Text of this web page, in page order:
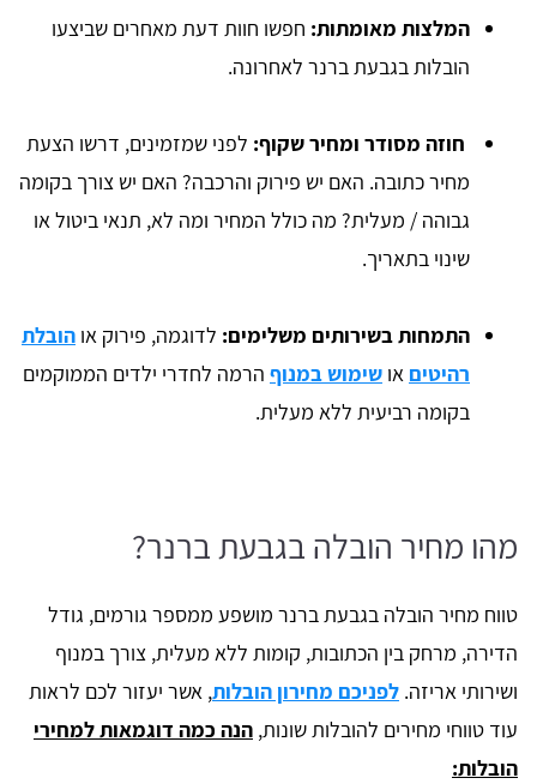
המלצות מאומתות: חפשו חוות דעת מאחרים שביצעו
הובלות בגבעת ברנר לאחרונה.
חוזה מסודר ומחיר שקוף: לפני שמזמינים, דרשו הצעת
מחיר כתובה. האם יש פירוק והרכבה? האם יש צורך בקומה
גבוהה / מעלית? מה כולל המחיר ומה לא, תנאי ביטול או
שינוי בתאריך.
התמחות בשירותים משלימים: לדוגמה, פירוק או הובלת
רהיטים או שימוש במנוף הרמה לחדרי ילדים הממוקמים
בקומה רביעית ללא מעלית.
מהו מחיר הובלה בגבעת ברנר?
טווח מחיר הובלה בגבעת ברנר מושפע ממספר גורמים, גודל
הדירה, מרחק בין הכתובות, קומות ללא מעלית, צורך במנוף
ושירותי אריזה. לפניכם מחירון הובלות, אשר יעזור לכם לראות
עוד טווחי מחירים להובלות שונות, הנה כמה דוגמאות למחירי
הובלות: